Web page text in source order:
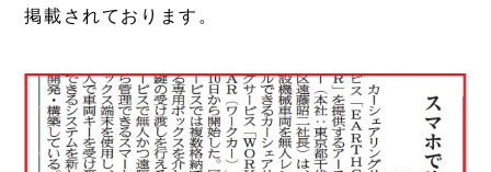
掲載されております。